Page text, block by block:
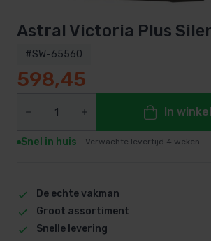
Astral Victoria Plus
#SW-65560
598,45
In
Snel in huis Verwachte levertijd 4 weken
De echte vakman
Groot assortiment
Snelle levering